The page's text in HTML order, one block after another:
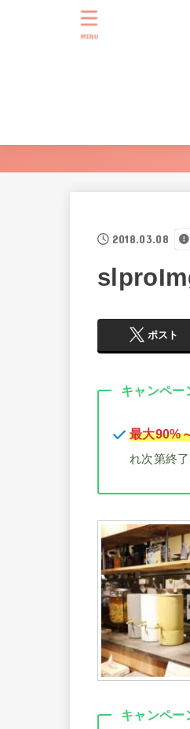
MENU
2018.03.08
ポスト
キャンペー
最大90%
れ次第終了
キャンペー